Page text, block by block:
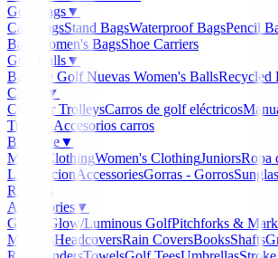
Golf Bags▼
Cart BagsStand BagsWaterproof BagsPencil
Bags
Women's BagsShoe Carriers
Golf Balls▼
Balls de Golf Nuevas Women's BallsRecycled
Carros
▼
Clicgear TrolleysCarros de golf eléctricos
TrolleysAccesorios carros
Boutique▼
Men's ClothingWomen's ClothingJuniorsRopa
LiquidacionAccessoriesGorras - Gorros
Regalos
Accessories ▼
Gloves
Glow/Luminous GolfPitchforks &
MarkersHeadcoversRain CoversBooksShafts